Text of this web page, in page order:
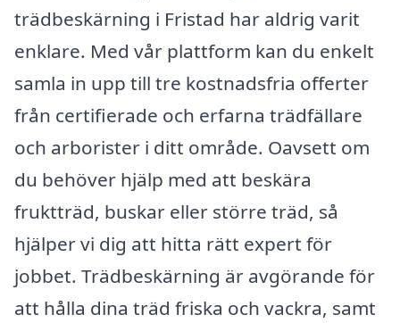
trädbeskärning i Fristad har aldrig varit
enklare. Med vår plattform kan du enkelt
samla in upp till tre kostnadsfria offerter
från certifierade och erfarna trädfällare
och arborister i ditt område. Oavsett om
du behöver hjälp med att beskära
fruktträd, buskar eller större träd, så
hjälper vi dig att hitta rätt expert för
jobbet. Trädbeskärning är avgörande för
att hålla dina träd friska och vackra, samt